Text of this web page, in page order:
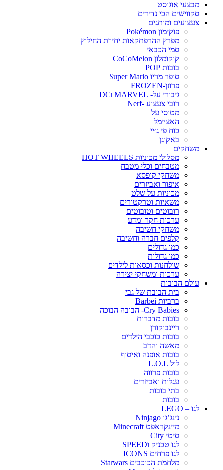
מבצעי אוגוסט
סקווישים הכי נדירים
צעצועים ומותגים
פוקימון Pokémon
מפרץ ההרפתקאות יחידת החילוץ
סמי הכבאי
קוקומלון CoCoMelon
בובות POP
סופר מריו Super Mario
פרוזן-FROZEN
גיבורי על- MARVEL וDC
רובי צעצוע -Nerf
מטוסי על
האצ׳ימל
כוח פי ג׳יי
באקוגן
משחקים
מסלולי מכוניות HOT WHEELS
מטבחים וכלי מטבח
משחקי קופסא
איפור ואביזרים
מכוניות על שלט
משאיות וטרקטורים
רובוטים וטובוטים
ערכות חקר ומדע
משחקי חשיבה
קלפים חברה וחשיבה
כמו גדולים
כמו גדולות
שולחנות וכסאות לילדים
ערכות ומשחקי יצירה
עולם הבובות
בית הבובת של גבי
ברביות Barbei
Cry Babies- הבובה הבוכה
בובות מדברות
ריינבוקורן
בובות כוכבי הילדים
מאשה והדב
בובות אופנה ואיסוף
לול L.O.L
בובות פרווה
עגלות ואביזרים
בתי בובות
בובות
לגו – LEGO
נינג’גו Ninjago
מיינקראפט Minecraft
סיטי City
לגו טכניק וSPEED
לגו פרחים ICONS
מלחמת הכוכבים Starwars